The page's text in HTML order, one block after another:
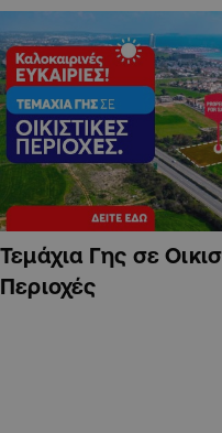
Τεμάχια Γης σε
Περιοχές